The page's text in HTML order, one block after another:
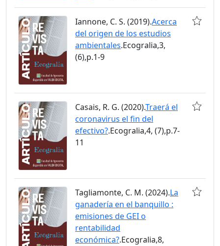
Iannone, C. S. (2019).Acerca
del origen de los estudios
ambientales.Ecogralia,3,
(6),p.1-9
Casais, R. G. (2020).Traerá el
coronavirus el fin del
efectivo?.Ecogralia,4, (7),p.7-
11
Tagliamonte, C. M. (2024).La
ganadería en el banquillo :
emisiones de GEI o
rentabilidad
económica?.Ecogralia,8,